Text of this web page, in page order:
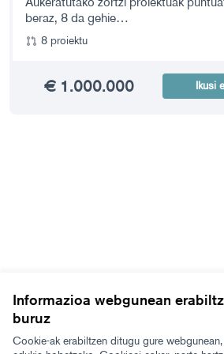
Informazioa webgunean
buruz
Cookie-ak erabiltzen ditugu gure
beraz, 8 da gehie…
8 proiektu
€ 1.000.000 Ikusi